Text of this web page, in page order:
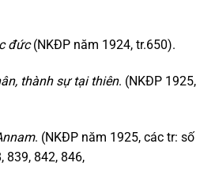
đức(NKĐP năm 1924, tr.650).
thành sự tại thiên. (NKĐP 1925,
. (NKĐP năm 1925, các tr: số
839, 842, 846,